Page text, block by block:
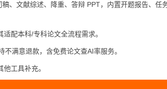
、文献综述、降重、答辩 PPT，内置开题报告、任
配本科/专科论文全流程需求。
满意退款，含免费论文查AI率服务。
工具补充。